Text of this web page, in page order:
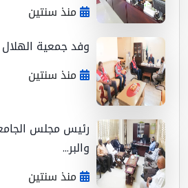
منذ سنتين
وفد جمعية الهلال
منذ سنتين
رئيس مجلس الجامعة
والبر...
منذ سنتين